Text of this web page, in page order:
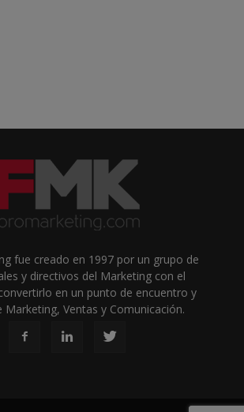
fue creado en 1997 por un grupo de
y directivos del Marketing con el
en un punto de encuentro y
Marketing, Ventas y Comunicación.